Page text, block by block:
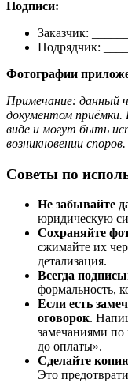
Подписи:
Заказчик:
Подрядчик:
Фотографии
Примечание: данный
документом приёмки.
виде и могут быть
возникновении споров.
Советы по
Не забывайте
юридическую
Сохраняйте
сжимайте их
детализация.
Всегда
формальность,
Если есть
оговорок.
замечаниями по
до оплаты».
Сделайте
Это